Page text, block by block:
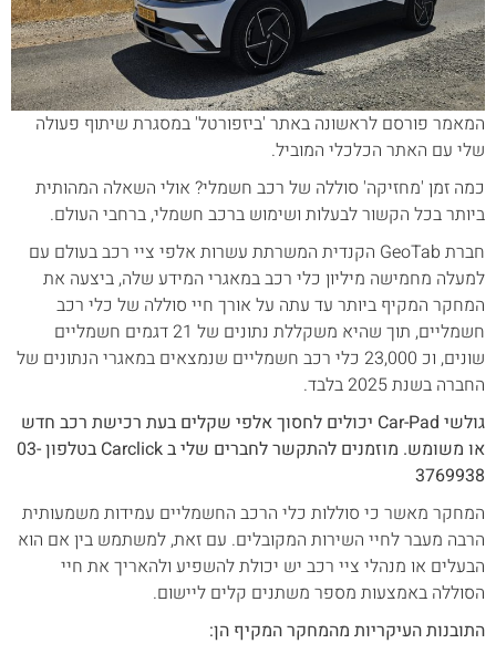
המאמר פורסם לראשונה באתר 'ביזפורטל' במסגרת שיתוף פעולה
שלי עם האתר הכלכלי המוביל.
כמה זמן 'מחזיקה' סוללה של רכב חשמלי? אולי השאלה המהותית
ביותר בכל הקשור לבעלות ושימוש ברכב חשמלי, ברחבי העולם.
חברת GeoTab הקנדית המשרתת עשרות אלפי ציי רכב בעולם עם
למעלה מחמישה מיליון כלי רכב במאגרי המידע שלה, ביצעה את
המחקר המקיף ביותר עד עתה על אורך חיי סוללה של כלי רכב
חשמליים, תוך שהיא משקללת נתונים של 21 דגמים חשמליים
שונים, וכ 23,000 כלי רכב חשמליים שנמצאים במאגרי הנתונים של
החברה בשנת 2025 בלבד.
גולשי Car-Pad יכולים לחסוך אלפי שקלים בעת רכישת רכב חדש
או משומש. מוזמנים להתקשר לחברים שלי ב Carclick בטלפון 03-
3769938
המחקר מאשר כי סוללות כלי הרכב החשמליים עמידות משמעותית
הרבה מעבר לחיי השירות המקובלים. עם זאת, למשתמש בין אם הוא
הבעלים או מנהלי ציי רכב יש יכולת להשפיע ולהאריך את חיי
הסוללה באמצעות מספר משתנים קלים ליישום.
התובנות העיקריות מהמחקר המקיף הן: